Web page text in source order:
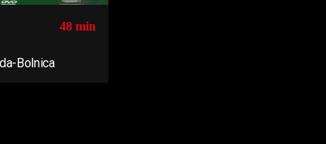
48 min
Bolnica